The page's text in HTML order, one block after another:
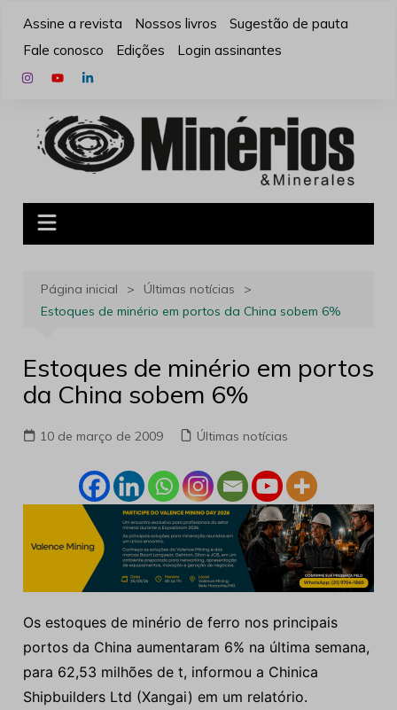
para
conteúdo
Assine a revista Nossos livros
Sugestão de pauta
Fale conosco
Edições Login assinantes
Página inicial
Últimas notícias
Estoques de minério em portos da China sobem 6%
Estoques de minério em portos
da China sobem 6%
10 de março de 2009 Últimas notícias
Os estoques de minério de ferro nos principais
portos da China aumentaram 6% na última semana,
para 62,53 milhões de t, informou a Chinica
Shipbuilders Ltd (Xangai) em um relatório.